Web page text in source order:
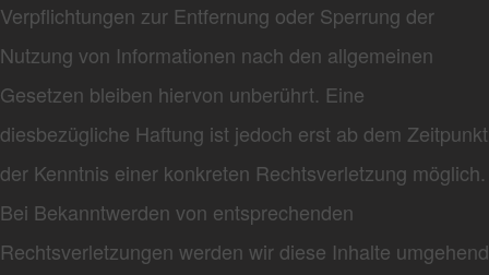
Verpflichtungen zur Entfernung oder Sperrung der
Nutzung von Informationen nach den allgemeinen
Gesetzen bleiben hiervon unberührt. Eine
diesbezügliche Haftung ist jedoch erst ab dem Zeitpunkt
der Kenntnis einer konkreten Rechtsverletzung möglich.
Bei Bekanntwerden von entsprechenden
Rechtsverletzungen werden wir diese Inhalte umgehend